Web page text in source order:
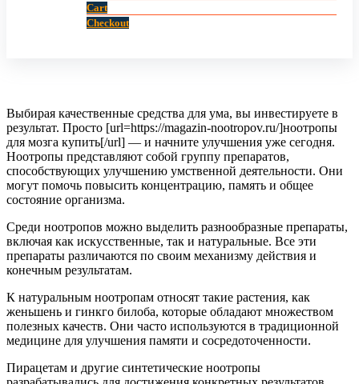
Cart
Checkout
Выбирая качественные средства для ума, вы инвестируете в
результат. Просто [url=https://magazin-nootropov.ru/]ноотропы
для мозга купить[/url] — и начните улучшения уже сегодня.
Ноотропы представляют собой группу препаратов,
способствующих улучшению умственной деятельности. Они
могут помочь повысить концентрацию, память и общее
состояние организма.
Среди ноотропов можно выделить разнообразные препараты,
включая как искусственные, так и натуральные. Все эти
препараты различаются по своим механизму действия и
конечным результатам.
К натуральным ноотропам относят такие растения, как
женьшень и гинкго билоба, которые обладают множеством
полезных качеств. Они часто используются в традиционной
медицине для улучшения памяти и сосредоточенности.
Пирацетам и другие синтетические ноотропы